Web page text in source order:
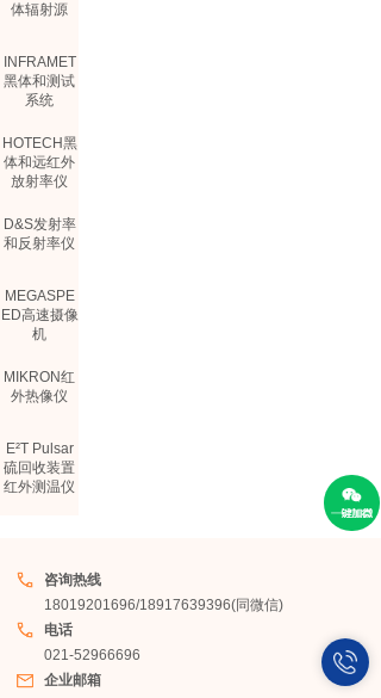
体辐射源
INFRAMET
黑体和测试
系统
HOTECH黑
体和远红外
放射率仪
D&S发射率
和反射率仪
MEGASPE
ED高速摄像
机
MIKRON红
外热像仪
E²T Pulsar
硫回收装置
红外测温仪
TELOPS制
冷型热像仪
咨询热线
18019201696/18917639396(同微信)
电话
021-52966696
企业邮箱